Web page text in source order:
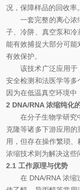
况，保障样品的回收率。
一套完整的离心
子、冷阱、真空泵和
能有效捕捉大部分可
有效保护。
该技术广泛应用于
安全检测和法医学等多
因为在低温真空环境中
2 DNA/RNA浓缩纯化
在分子生物学研究
克隆等诸多下游应用
用，但存在操作繁琐
浓缩技术则为解决这些
2.1 工作原理与优势
在 DNA/RNA 浓缩